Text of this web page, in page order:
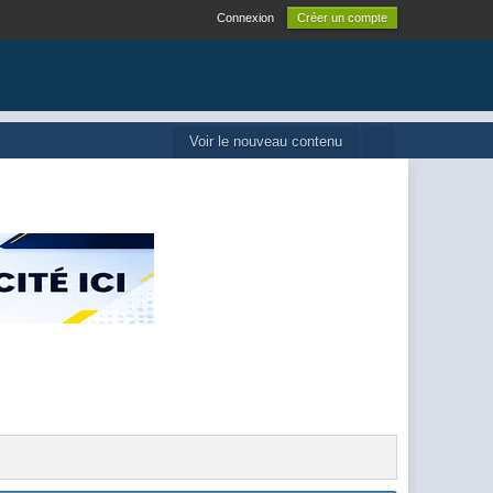
Connexion Créer un compte
Voir le nouveau contenu